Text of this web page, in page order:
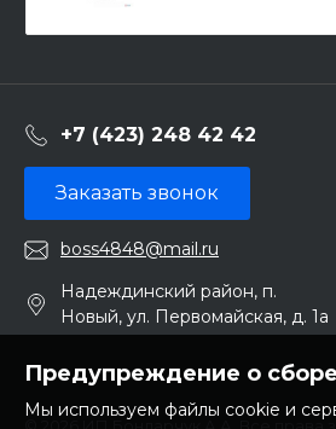
+7 (423) 248 42 42
Заказать звонок
boss4848@mail.ru
Надеждинский район, п.
Новый, ул. Первомайская, д. 1а
Предупреждение о
Мы используем файлы cookie и